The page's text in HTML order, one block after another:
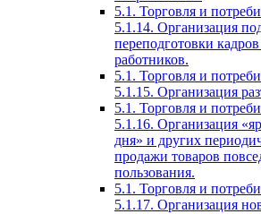
5.1. Торговля и
5.1.14. Организация
переподготовки
работников.
5.1. Торговля и
5.1.15. Организация
5.1. Торговля и
5.1.16. Организация
дня» и других
продажи товаров
пользования.
5.1. Торговля и
5.1.17. Организация